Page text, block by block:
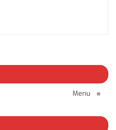
Menu ≡